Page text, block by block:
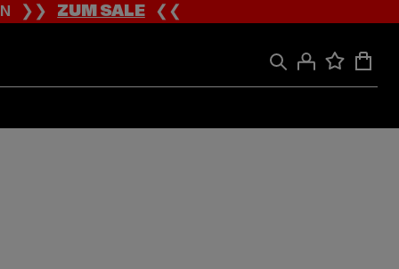
❯❯ZUM SALE❮❮